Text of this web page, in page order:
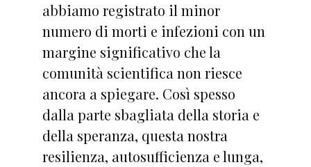
abbiamo registrato il minor
numero di morti e infezioni con un
margine significativo che la
comunità scientifica non riesce
ancora a spiegare. Così spesso
dalla parte sbagliata della storia e
della speranza, questa nostra
resilienza, autosufficienza e lunga,